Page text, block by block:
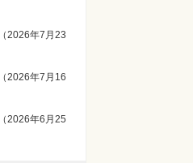
（2026年7月23
（2026年7月16
（2026年6月25